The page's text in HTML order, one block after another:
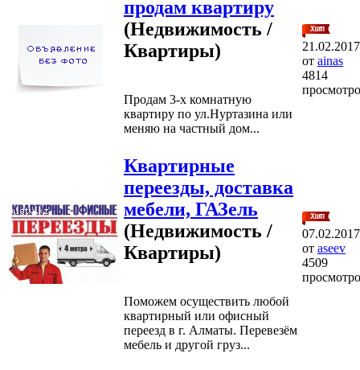
продам квартиру
(Недвижимость /
Квартиры)
Продам 3-х комнатную
квартиру по ул.Нуртазина или
меняю на частный дом...
21.02.2017
от ainas
4814
Квартирные
переезды, доставка
мебели, ГАЗель
(Недвижимость /
Квартиры)
Поможем осуществить любой
квартирный или офисный
переезд в г. Алматы. Перевезём
мебель и другой груз...
07.02.2017
от aseev
4509